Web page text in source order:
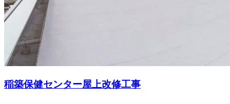
稲築保健センター屋上改修工事